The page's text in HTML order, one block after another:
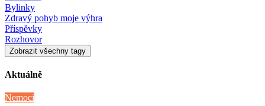
Bylinky
Zdravý pohyb moje výhra
Příspěvky
Rozhovor
Zobrazit všechny tagy
Aktuálně
Nemoci